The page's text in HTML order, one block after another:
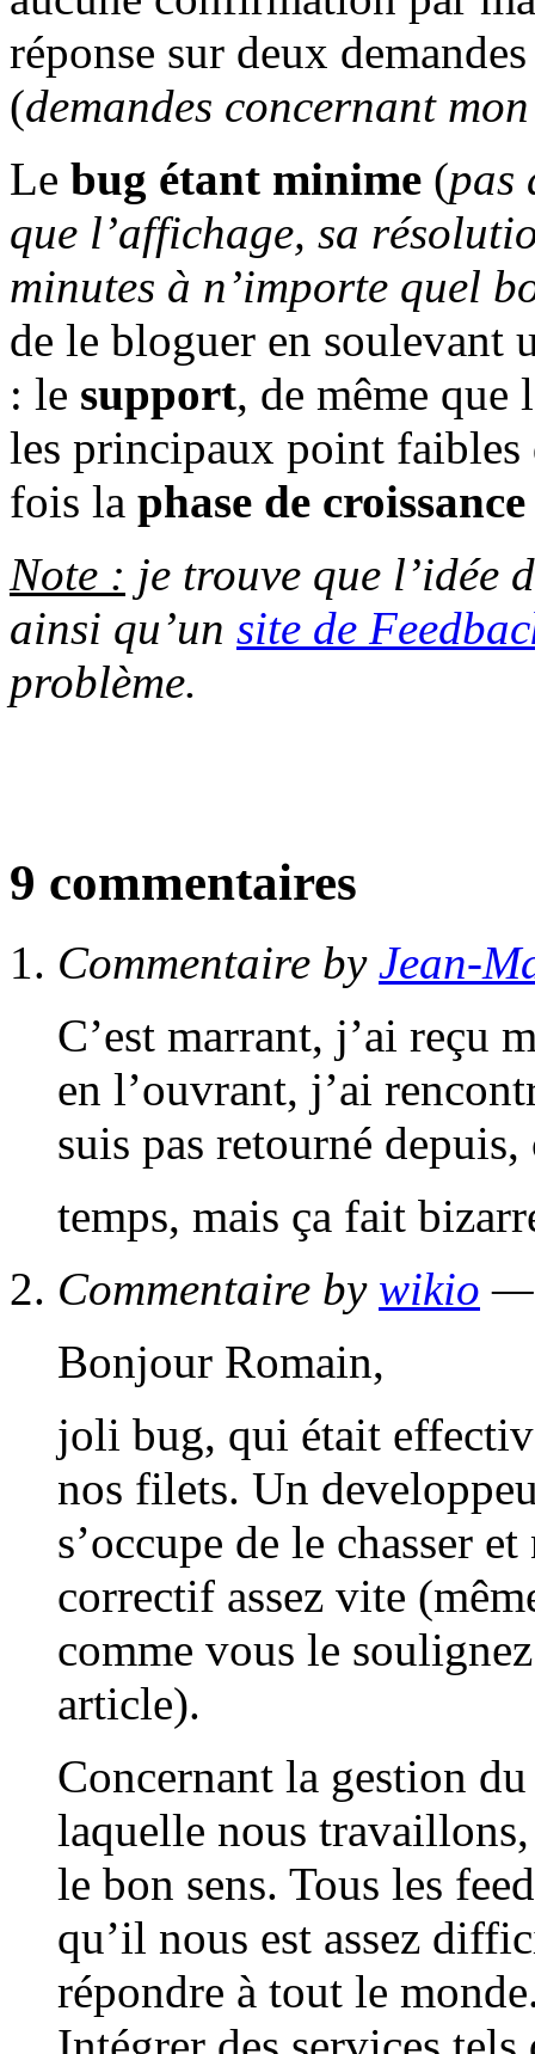
réponse sur deux
(demandes concernant
Le bug étant minime (pas
que l’affichage, sa
minutes à n’importe quel
de le bloguer en soulevant
: le support, de même que
les principaux point faibles
fois la phase de
Note : je trouve que
ainsi qu’un site de
problème.
9 commentaires
Commentaire by Jean-
C’est marrant, j’ai reçu
en l’ouvrant, j’ai
suis pas retourné
temps, mais ça fait
Commentaire by wikio —
Bonjour Romain,
joli bug, qui était
nos filets. Un
s’occupe de le chasser
correctif assez vite
comme vous le
article).
Concernant la gestion
laquelle nous
le bon sens. Tous les
qu’il nous est assez
répondre à tout le